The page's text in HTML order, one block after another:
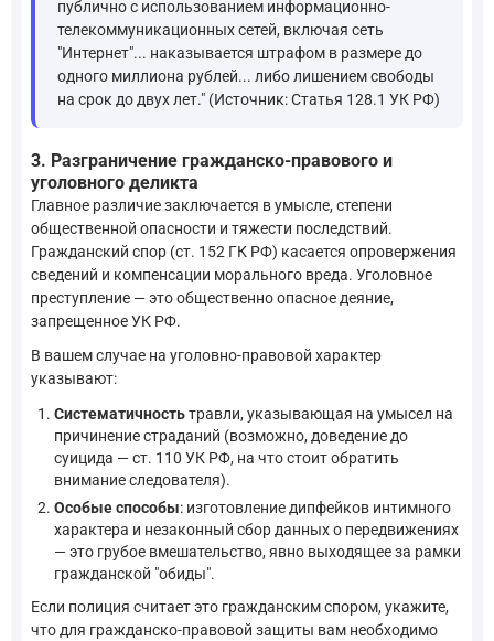
публично с использованием информационно-
телекоммуникационных сетей, включая сеть
"Интернет"... наказывается штрафом в размере до
одного миллиона рублей... либо лишением свободы
на срок до двух лет." (Источник: Статья 128.1 УК РФ)
3. Разграничение гражданско-правового и
уголовного деликта
Главное различие заключается в умысле, степени
общественной опасности и тяжести последствий.
Гражданский спор (ст. 152 ГК РФ) касается опровержения
сведений и компенсации морального вреда. Уголовное
преступление — это общественно опасное деяние,
запрещенное УК РФ.
В вашем случае на уголовно-правовой характер
указывают:
Систематичностьтравли, указывающая на умысел на
причинение страданий (возможно, доведение до
суицида — ст. 110 УК РФ, на что стоит обратить
внимание следователя).
Особые способы: изготовление дипфейков интимного
характера и незаконный сбор данных о передвижениях
— это грубое вмешательство, явно выходящее за рамки
гражданской "обиды".
Если полиция считает это гражданским спором, укажите,
что для гражданско-правовой защиты вам необходимо